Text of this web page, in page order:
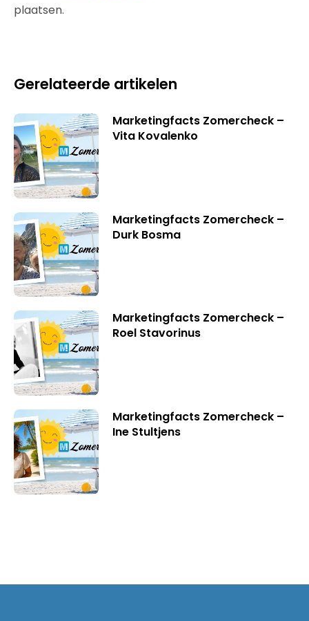
plaatsen.
Gerelateerde artikelen
Marketingfacts Zomercheck –
Vita Kovalenko
Marketingfacts Zomercheck –
Durk Bosma
Marketingfacts Zomercheck –
Roel Stavorinus
Marketingfacts Zomercheck –
Ine Stultjens